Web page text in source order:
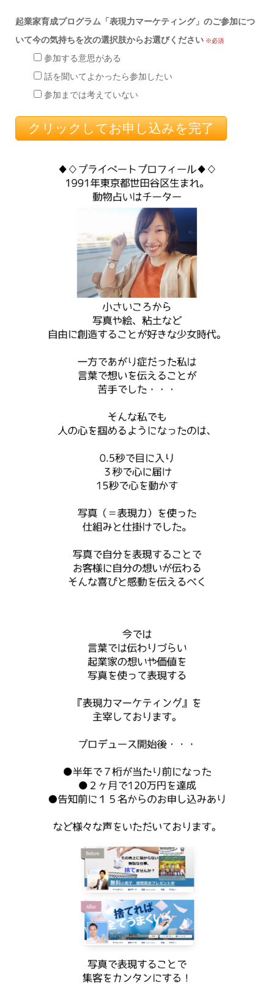
起業家育成プログラム「表現力マーケティング」のご参加につ
いて今の気持ちを次の選択肢からお選びください※必須
参加する意思がある
話を聞いてよかったら参加したい
参加までは考えていない